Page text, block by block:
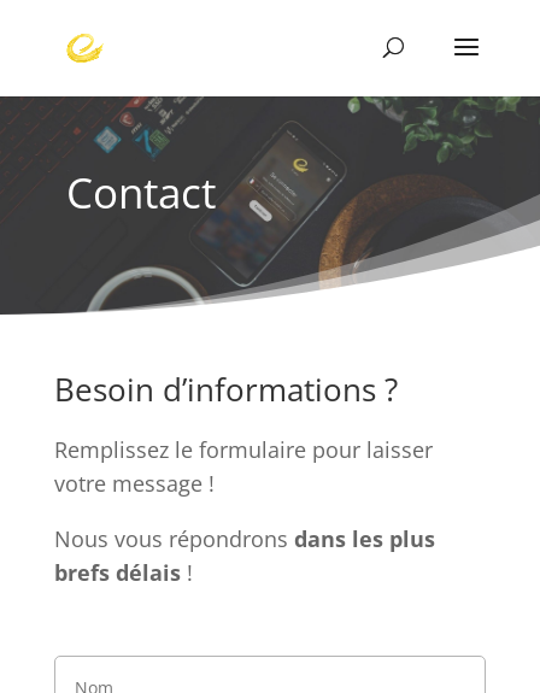
Contact
Besoin d’informations ?
Remplissez le formulaire pour laisser
votre message !
Nous vous répondrons dans les plus
brefs délais!